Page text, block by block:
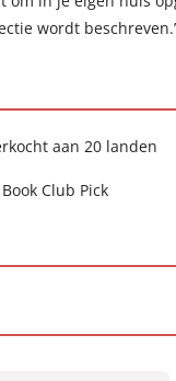
wordt beschreven.’
aan 20 landen
Club Pick